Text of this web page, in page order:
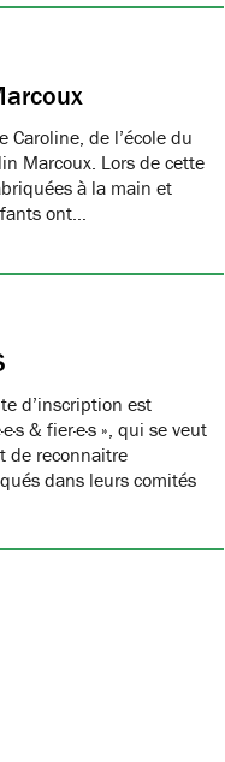
Caroline, de l’école du
Marcoux. Lors de cette
à la main et
ont…
d’inscription est
& fier·e·s », qui se veut
de reconnaitre
dans leurs comités